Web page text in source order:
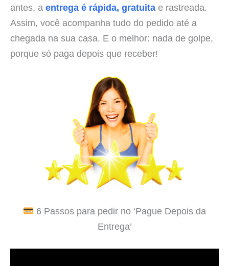
antes, a entrega é rápida, gratuita e rastreada.
Assim, você acompanha tudo do pedido até a
chegada na sua casa. E o melhor: nada de golpe,
porque só paga depois que receber!
6 Passos para pedir no ‘Pague Depois da
Entrega’